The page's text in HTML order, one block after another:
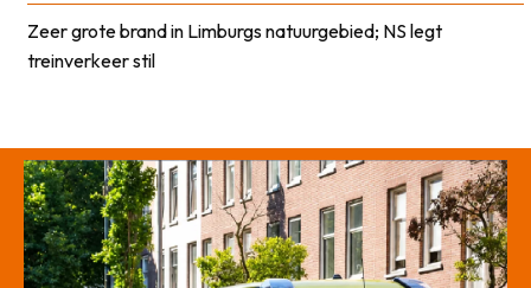
Zeer grote brand in Limburgs natuurgebied; NS legt
treinverkeer stil